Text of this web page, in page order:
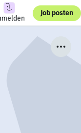
Job posten